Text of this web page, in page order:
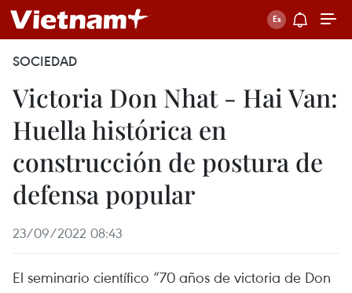
SOCIEDAD
Victoria Don Nhat - Hai Van:
Huella histórica en
construcción de postura de
defensa popular
23/09/2022 08:43
El seminario científico “70 años de victoria de Don